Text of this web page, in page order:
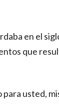
en el
que
usted,